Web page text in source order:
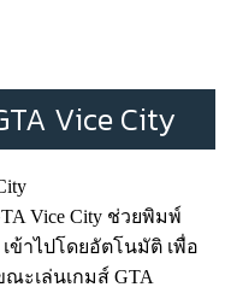
Vice City
Vice City ช่วยพิมพ์
เข้าไปโดยอัตโนมัติ เพื่อ
ะเล่นเกมส์ GTA